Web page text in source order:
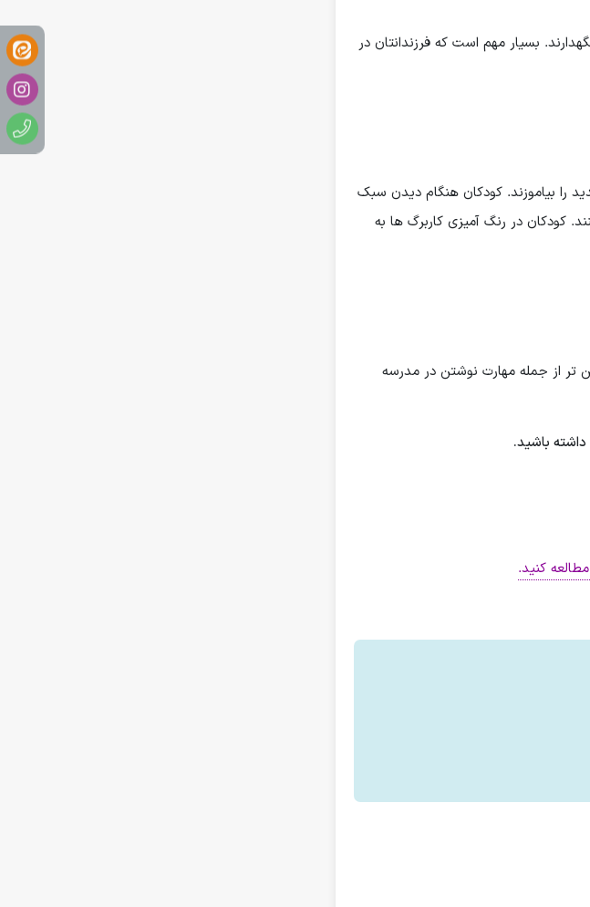
بسیار مهم است که فرزندانتان در
را بیاموزند. کودکان هنگام دیدن سبک
کودکان در رنگ آمیزی کاربرگ ها به
تر از جمله مهارت نوشتن در مدرسه
باشید.
کنید.